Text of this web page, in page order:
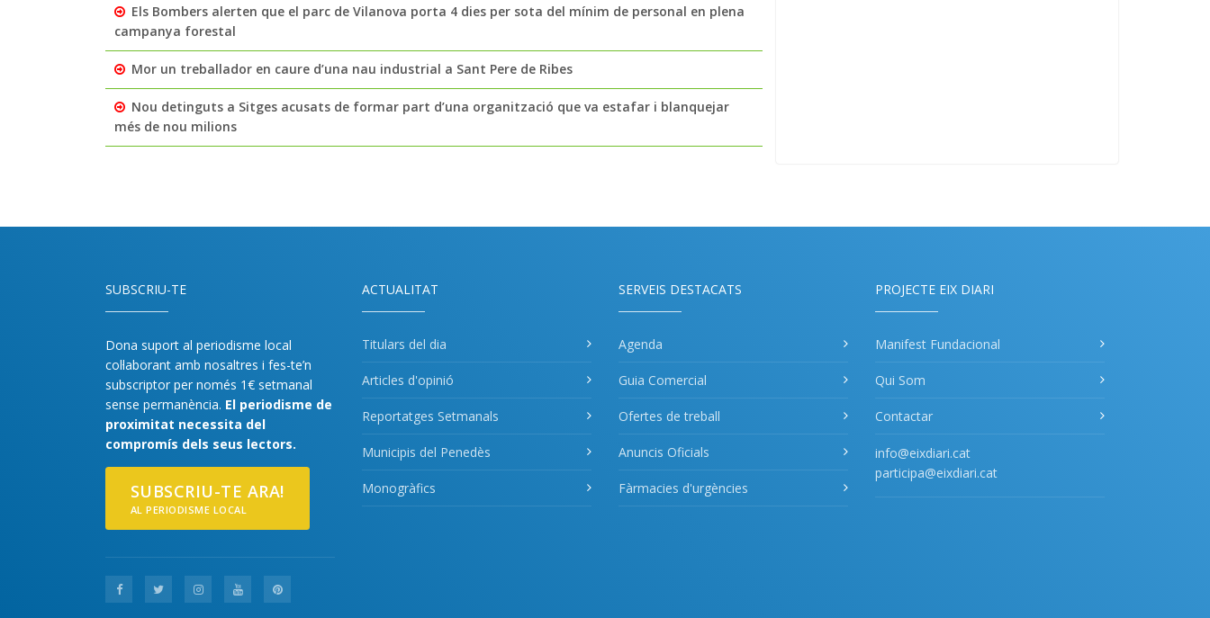
Els Bombers alerten que el parc de Vilanova porta 4 dies per sota del mínim de personal en plena
campanya forestal
Mor un treballador en caure d’una nau industrial a Sant Pere de Ribes
Nou detinguts a Sitges acusats de formar part d’una organització que va estafar i blanquejar
més de nou milions
SUBSCRIU-TE
Dona suport al periodisme local
col·laborant amb nosaltres i fes-te’n
subscriptor per només 1€ setmanal
sense permanència. El periodisme de
proximitat necessita del
compromís dels seus lectors.
SUBSCRIU-TE ARA!
AL PERIODISME LOCAL
ACTUALITAT
Titulars del dia
Articles d'opinió
Reportatges Setmanals
Municipis del Penedès
Monogràfics
SERVEIS DESTACATS
Agenda
Guia Comercial
Ofertes de treball
Anuncis Oficials
Fàrmacies d'urgències
PROJECTE EIX DIARI
Manifest Fundacional
Qui Som
Contactar
info@eixdiari.cat
participa@eixdiari.cat